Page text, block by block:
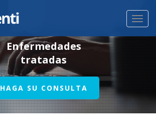
Enfermedades
tratadas
HAGA SU CONSULTA